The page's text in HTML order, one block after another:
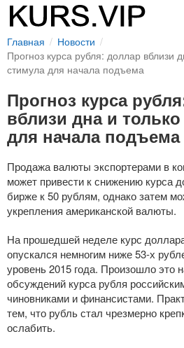
Главная
Новости
Прогноз курса рубля: доллар вблизи
стимула для начала подъема
Прогноз курса
вблизи дна и
для начала подъема
Продажа валюты экспортерами в
может привести к снижению курса
бирже к 50 рублям, однако затем
укрепления американской валюты.
На прошедшей неделе курс
опускался немногим ниже53-х
уровень 2015 года. Произошло это
обсуждений курса рубля
чиновниками и финансистами.
тем, что рубль стал чрезмерно
ослабить.